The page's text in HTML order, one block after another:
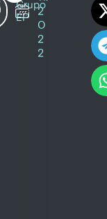
Grupo
EP
2
0
2
2